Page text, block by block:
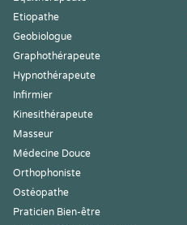
Etiopathe
Geobiologue
Graphothérapeute
Hypnothérapeute
Infirmier
Kinesithérapeute
Masseur
Médecine Douce
Orthophoniste
Ostéopathe
Praticien Bien-être